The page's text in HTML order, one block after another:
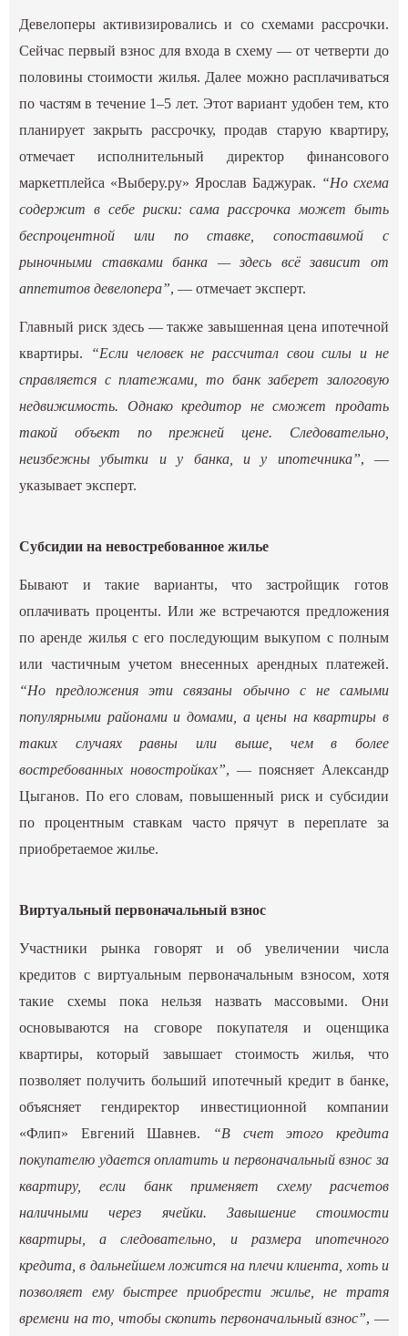
Девелоперы активизировались и со схемами рассрочки.
Сейчас первый взнос для входа в схему — от четверти до
половины стоимости жилья. Далее можно расплачиваться
по частям в течение 1–5 лет. Этот вариант удобен тем, кто
планирует закрыть рассрочку, продав старую квартиру,
отмечает исполнительный директор финансового
маркетплейса «Выберу.ру» Ярослав Баджурак. “Но схема
содержит в себе риски: cама рассрочка может быть
беспроцентной или по ставке, сопоставимой с
рыночными ставками банка — здесь всё зависит от
аппетитов девелопера”, — отмечает эксперт.
Главный риск здесь — также завышенная цена ипотечной
квартиры.
“Если человек не рассчитал свои силы и не
справляется с платежами, то банк заберет залоговую
недвижимость. Однако кредитор не сможет продать
такой объект по прежней цене. Следовательно,
неизбежны убытки и у банка, и у ипотечника”, —
указывает эксперт.
Субсидии на невостребованное жилье
Бывают и такие варианты, что застройщик готов
оплачивать проценты. Или же встречаются предложения
по аренде жилья с его последующим выкупом с полным
или частичным учетом внесенных арендных платежей.
“Но предложения эти связаны обычно с не самыми
популярными районами и домами, а цены на квартиры в
таких случаях равны или выше, чем в более
востребованных новостройках”, — поясняет Александр
Цыганов. По его словам, повышенный риск и субсидии
по процентным ставкам часто прячут в переплате за
приобретаемое жилье.
Виртуальный первоначальный взнос
Участники рынка говорят и об увеличении числа
кредитов с виртуальным первоначальным взносом, хотя
такие схемы пока нельзя назвать массовыми. Они
основываются на сговоре покупателя и оценщика
квартиры, который завышает стоимость жилья, что
позволяет получить больший ипотечный кредит в банке,
объясняет гендиректор инвестиционной компании
«Флип» Евгений Шавнев.
“В счет этого кредита
покупателю удается оплатить и первоначальный взнос за
квартиру, если банк применяет схему расчетов
наличными через ячейки. Завышение стоимости
квартиры, а следовательно, и размера ипотечного
кредита, в дальнейшем ложится на плечи клиента, хоть и
позволяет ему быстрее приобрести жилье, не тратя
времени на то, чтобы скопить первоначальный взнос”, —